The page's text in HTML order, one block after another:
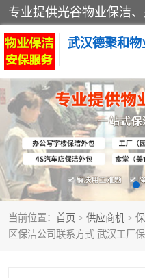
武汉德聚和物
当前位置： 首页 > 供应商机 >
区保洁公司联系方式 武汉工厂
保洁外包